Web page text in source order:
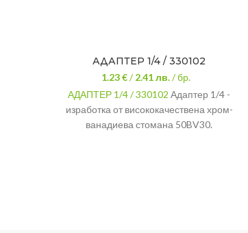
АДАПТЕР 1/4 / 330102
1.23 €/2.41лв. / бр.
АДАПТЕР 1/4 / 330102 Адаптер 1/4 -
изработка от висококачествена хром-
ванадиева стомана 50BV30.